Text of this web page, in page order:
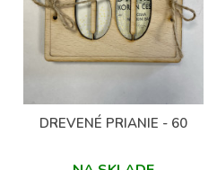
DREVENÉ PRIANIE - 60